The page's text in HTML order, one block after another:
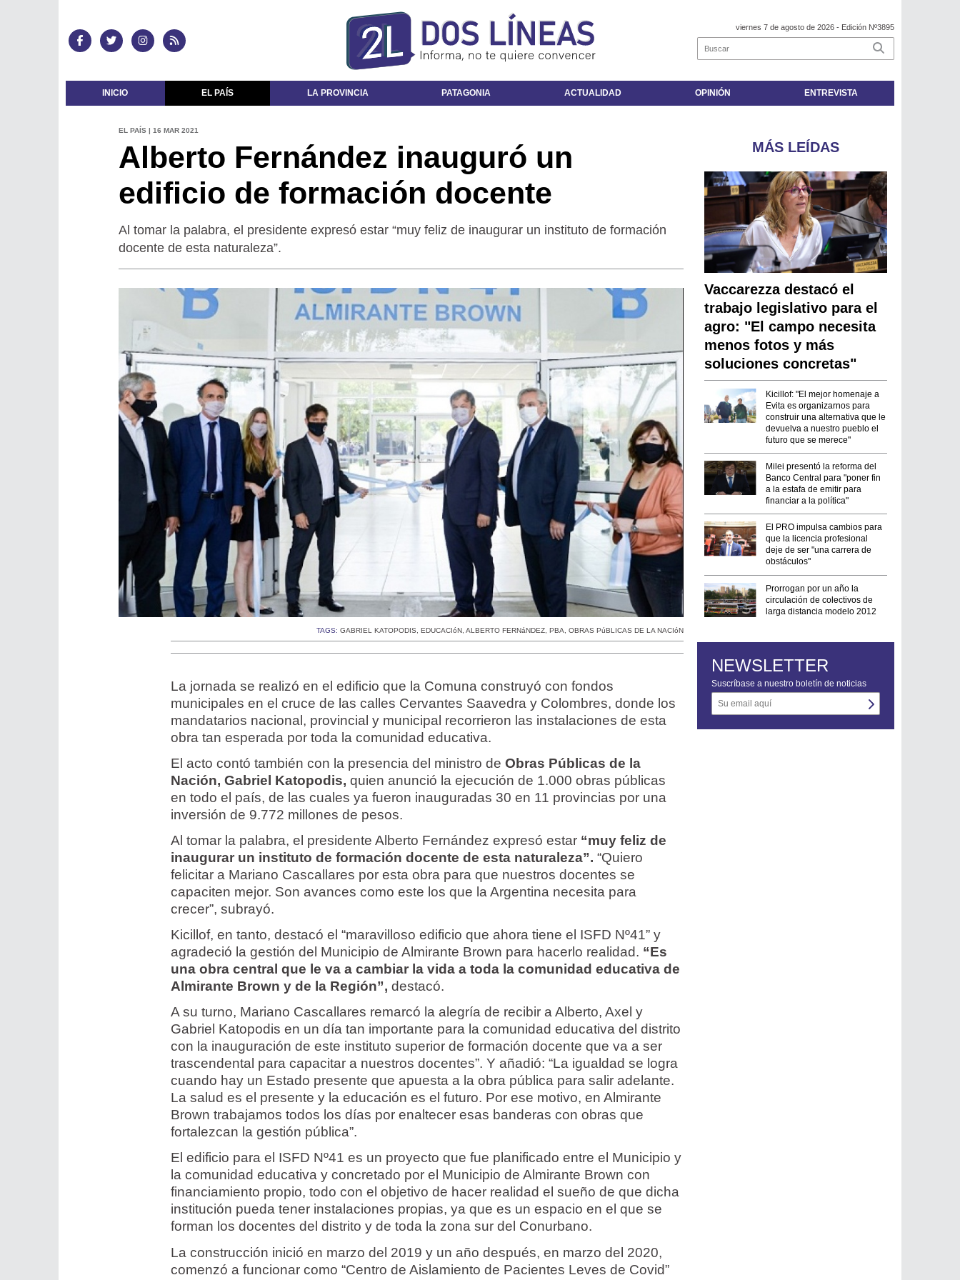
viernes 7 de agosto de 2026 - Edición Nº3895
INICIO EL PAÍS LA PROVINCIA PATAGONIA ACTUALIDAD OPINIÓN ENTREVISTA
EL PAÍS | 16 MAR 2021
Alberto Fernández inauguró un
edificio de formación docente
Al tomar la palabra, el presidente expresó estar “muy feliz de inaugurar un instituto de formación
docente de esta naturaleza”.
TAGS:GABRIEL KATOPODIS ,EDUCACIóN ,ALBERTO FERNáNDEZ ,PBA ,OBRAS PúBLICAS DE LA NACIóN
La jornada se realizó en el edificio que la Comuna construyó con fondos
municipales en el cruce de las calles Cervantes Saavedra y Colombres, donde los
mandatarios nacional, provincial y municipal recorrieron las instalaciones de esta
obra tan esperada por toda la comunidad educativa.
El acto contó también con la presencia del ministro deObras Públicas de la
Nación, Gabriel Katopodis, quien anunció la ejecución de 1.000 obras públicas
en todo el país, de las cuales ya fueron inauguradas 30 en 11 provincias por una
inversión de 9.772 millones de pesos.
Al tomar la palabra, el presidente Alberto Fernández expresó estar “muy feliz de
inaugurar un instituto de formación docente de esta naturaleza”. “Quiero
felicitar a Mariano Cascallares por esta obra para que nuestros docentes se
capaciten mejor. Son avances como este los que la Argentina necesita para
crecer”, subrayó.
Kicillof, en tanto, destacó el “maravilloso edificio que ahora tiene el ISFD Nº41” y
agradeció la gestión del Municipio de Almirante Brown para hacerlo realidad. “Es
una obra central que le va a cambiar la vida a toda la comunidad educativa de
Almirante Brown y de la Región”, destacó.
A su turno, Mariano Cascallares remarcó la alegría de recibir a Alberto, Axel y
Gabriel Katopodis en un día tan importante para la comunidad educativa del distrito
con la inauguración de este instituto superior de formación docente que va a ser
trascendental para capacitar a nuestros docentes”. Y añadió: “La igualdad se logra
cuando hay un Estado presente que apuesta a la obra pública para salir adelante.
La salud es el presente y la educación es el futuro. Por ese motivo, en Almirante
Brown trabajamos todos los días por enaltecer esas banderas con obras que
fortalezcan la gestión pública”.
El edificio para el ISFD Nº41 es un proyecto que fue planificado entre el Municipio y
la comunidad educativa y concretado por el Municipio de Almirante Brown con
financiamiento propio, todo con el objetivo de hacer realidad el sueño de que dicha
institución pueda tener instalaciones propias, ya que es un espacio en el que se
forman los docentes del distrito y de toda la zona sur del Conurbano.
La construcción inició en marzo del 2019 y un año después, en marzo del 2020,
comenzó a funcionar como “Centro de Aislamiento de Pacientes Leves de Covid”
MÁS LEÍDAS
Vaccarezza destacó el
trabajo legislativo para el
agro: "El campo necesita
menos fotos y más
soluciones concretas"
Kicillof: "El mejor homenaje a
Evita es organizarnos para
construir una alternativa que le
devuelva a nuestro pueblo el
futuro que se merece"
Milei presentó la reforma del
Banco Central para "poner fin
a la estafa de emitir para
financiar a la política"
El PRO impulsa cambios para
que la licencia profesional
deje de ser "una carrera de
obstáculos"
Prorrogan por un año la
circulación de colectivos de
larga distancia modelo 2012
NEWSLETTER
Suscríbase a nuestro boletín de noticias